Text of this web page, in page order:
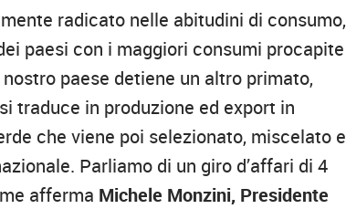
radicato nelle abitudini di consumo,
paesi con i maggiori consumi procapite
paese detiene un altro primato,
traduce in produzione ed export in
che viene poi selezionato, miscelato e
Parliamo di un giro d’affari di 4
afferma Michele Monzini, Presidente